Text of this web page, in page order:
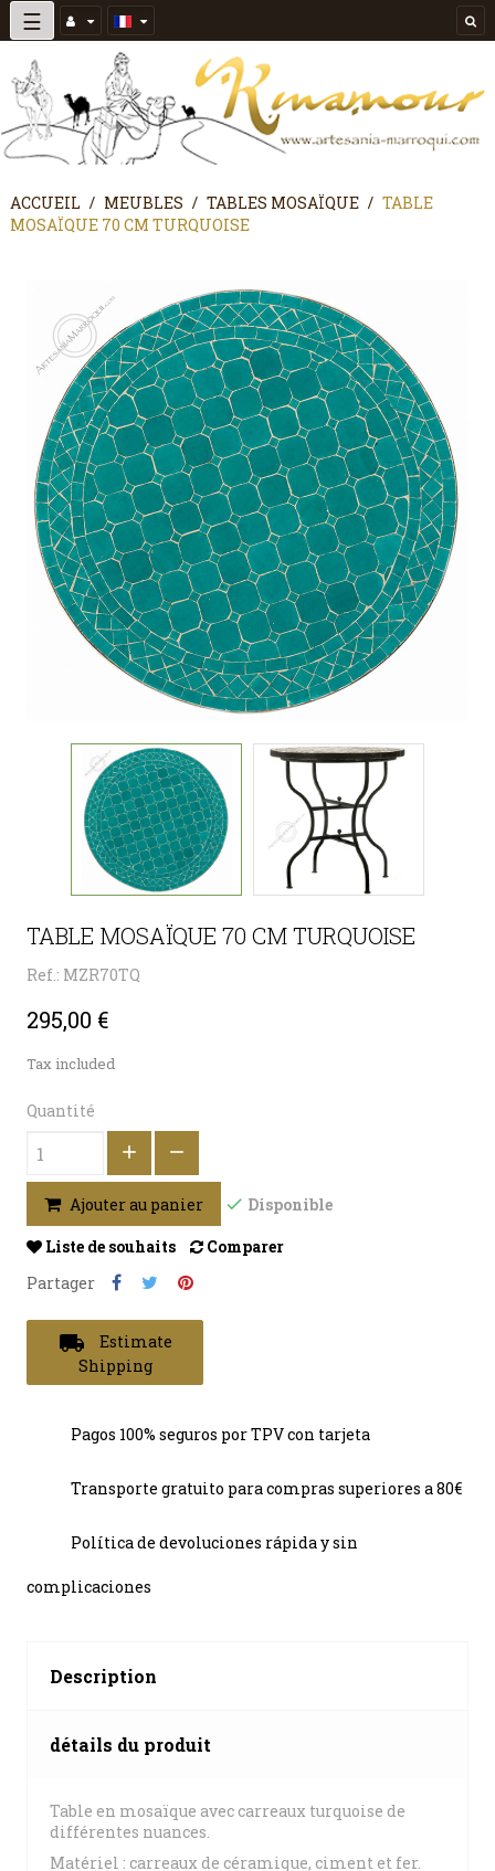
Basculer
la
navigation
☰
ACCUEIL MEUBLES TABLES MOSAÏQUE
TABLE
MOSAÏQUE 70 CM TURQUOISE
TABLE MOSAÏQUE 70 CM TURQUOISE
Ref.: MZR70TQ
295,00 €
Tax included
Quantité
Ajouter au panier Disponible
Liste de souhaits
Comparer
Partager
local_shipping
Estimate
Shipping
Pagos 100% seguros por TPV con tarjeta
Transporte gratuito para compras superiores a 80€
Política de devoluciones rápida y sin
complicaciones
Description
détails du produit
Table en mosaïque avec carreaux turquoise de
différentes nuances.
Matériel : carreaux de céramique, ciment et fer.